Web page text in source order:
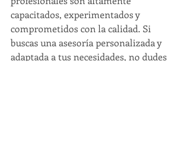
capacitados, experimentados y
comprometidos con la calidad. Si
buscas una asesoría personalizada y
adaptada a tus necesidades, no dudes